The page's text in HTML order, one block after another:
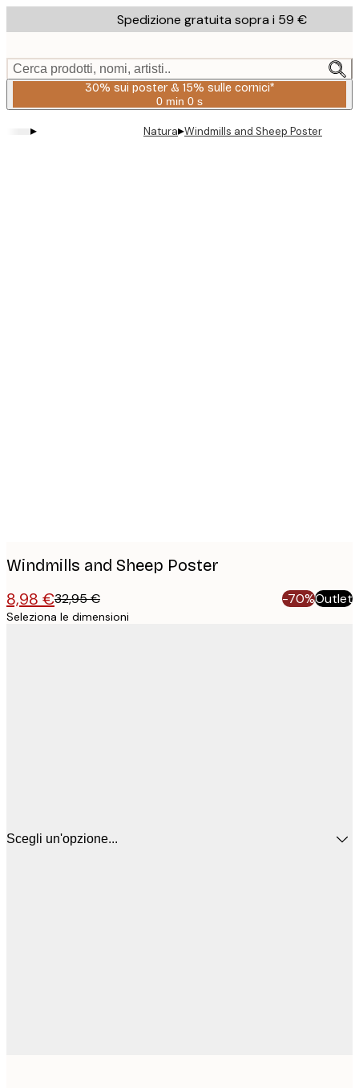
to
content.
Spedizione gratuita sopra i 59 €
Cerca prodotti, nomi, artisti..
30% sui poster & 15% sulle cornici*
0 min 0 s
Valido
a:
▸ Natura▸Windmills and Sheep Poster
Windmills and Sheep Poster
8,98 €32,95 € -70%Outlet
Seleziona le dimensioni
Scegli un'opzione...